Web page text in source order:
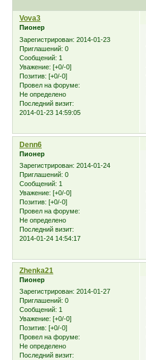
Vova3
Пионер
Зарегистрирован: 2014-01-23
Приглашений: 0
Сообщений: 1
Уважение: [+0/-0]
Позитив: [+0/-0]
Провел на форуме:
Не определено
Последний визит:
2014-01-23 14:59:05
Denn6
Пионер
Зарегистрирован: 2014-01-24
Приглашений: 0
Сообщений: 1
Уважение: [+0/-0]
Позитив: [+0/-0]
Провел на форуме:
Не определено
Последний визит:
2014-01-24 14:54:17
Zhenka21
Пионер
Зарегистрирован: 2014-01-27
Приглашений: 0
Сообщений: 1
Уважение: [+0/-0]
Позитив: [+0/-0]
Провел на форуме:
Не определено
Последний визит: